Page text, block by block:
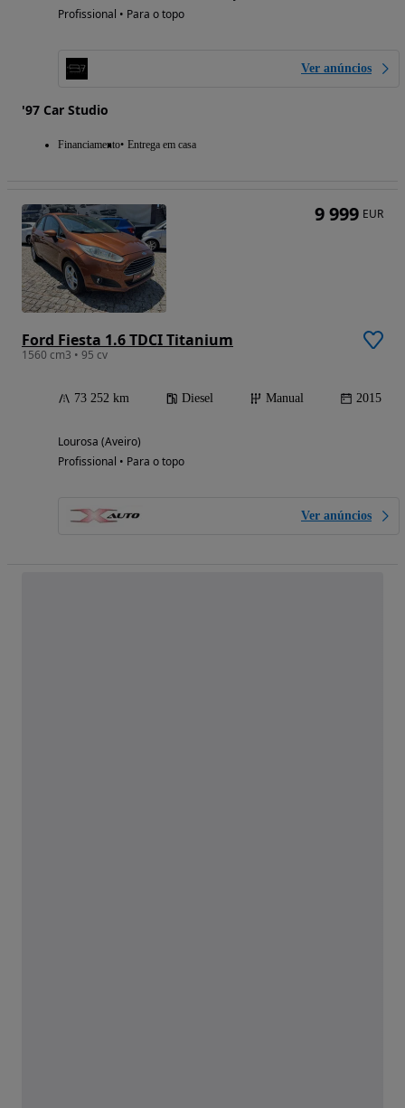
Profissional • Para o topo
Ver anúncios
'97 Car Studio
Financiamento Entrega em casa
Ford Fiesta 1.6 TDCI Titanium
1560 cm3 • 95 cv
73 252 km Diesel Manual 2015
Lourosa (Aveiro)
Profissional • Para o topo
Ver anúncios
9 999 EUR